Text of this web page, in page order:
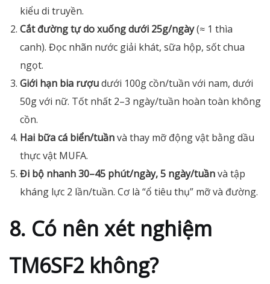
kiểu di truyền.
Cắt đường tự do xuống dưới 25g/ngày(≈ 1 thìa
canh). Đọc nhãn nước giải khát, sữa hộp, sốt chua
ngọt.
Giới hạn bia rượudưới 100g cồn/tuần với nam, dưới
50g với nữ. Tốt nhất 2–3 ngày/tuần hoàn toàn không
cồn.
Hai bữa cá biển/tuầnvà thay mỡ động vật bằng dầu
thực vật MUFA.
Đi bộ nhanh 30–45 phút/ngày, 5 ngày/tuầnvà tập
kháng lực 2 lần/tuần. Cơ là “ổ tiêu thụ” mỡ và đường.
8. Có nên xét nghiệm
TM6SF2 không?